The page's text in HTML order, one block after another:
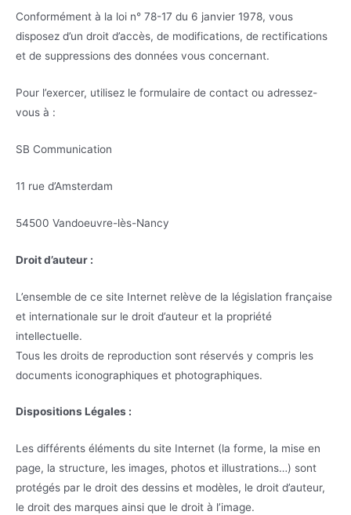
Conformément à la loi n° 78-17 du 6 janvier 1978, vous
disposez d’un droit d’accès, de modifications, de rectifications
et de suppressions des données vous concernant.
Pour l’exercer, utilisez le formulaire de contact ou adressez-
vous à :
SB Communication
11 rue d’Amsterdam
54500 Vandoeuvre-lès-Nancy
Droit d’auteur :
L’ensemble de ce site Internet relève de la législation française
et internationale sur le droit d’auteur et la propriété
intellectuelle.
Tous les droits de reproduction sont réservés y compris les
documents iconographiques et photographiques.
Dispositions Légales :
Les différents éléments du site Internet (la forme, la mise en
page, la structure, les images, photos et illustrations…) sont
protégés par le droit des dessins et modèles, le droit d’auteur,
le droit des marques ainsi que le droit à l’image.